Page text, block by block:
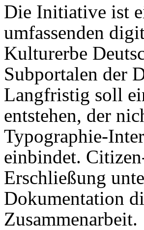
Die Initiative ist
umfassenden
Kulturerbe
Subportalen der
Langfristig soll
entstehen, der
Typographie-
einbindet.
Erschließung
Dokumentation
Zusammenarbeit.